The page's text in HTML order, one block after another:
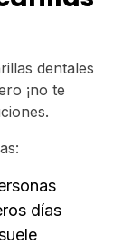
dentales
¡no te
días